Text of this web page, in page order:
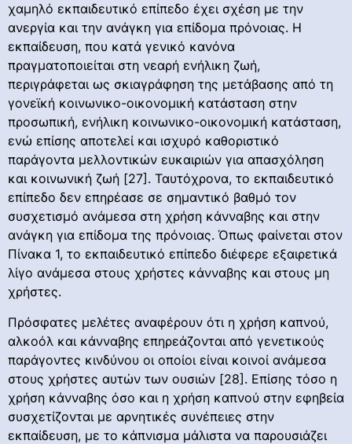
χαμηλό εκπαιδευτικό επίπεδο έχει σχέση με την
ανεργία και την ανάγκη για επίδομα πρόνοιας. Η
εκπαίδευση, που κατά γενικό κανόνα
πραγματοποιείται στη νεαρή ενήλικη ζωή,
περιγράφεται ως σκιαγράφηση της μετάβασης από τη
γονεϊκή κοινωνικο-οικονομική κατάσταση στην
προσωπική, ενήλικη κοινωνικο-οικονομική κατάσταση,
ενώ επίσης αποτελεί και ισχυρό καθοριστικό
παράγοντα μελλοντικών ευκαιριών για απασχόληση
και κοινωνική ζωή [27]. Ταυτόχρονα, το εκπαιδευτικό
επίπεδο δεν επηρέασε σε σημαντικό βαθμό τον
συσχετισμό ανάμεσα στη χρήση κάνναβης και στην
ανάγκη για επίδομα της πρόνοιας. Όπως φαίνεται στον
Πίνακα 1, το εκπαιδευτικό επίπεδο διέφερε εξαιρετικά
λίγο ανάμεσα στους χρήστες κάνναβης και στους μη
χρήστες.
Πρόσφατες μελέτες αναφέρουν ότι η χρήση καπνού,
αλκοόλ και κάνναβης επηρεάζονται από γενετικούς
παράγοντες κινδύνου οι οποίοι είναι κοινοί ανάμεσα
στους χρήστες αυτών των ουσιών [28]. Επίσης τόσο η
χρήση κάνναβης όσο και η χρήση καπνού στην εφηβεία
συσχετίζονται με αρνητικές συνέπειες στην
εκπαίδευση, με το κάπνισμα μάλιστα να παρουσιάζει